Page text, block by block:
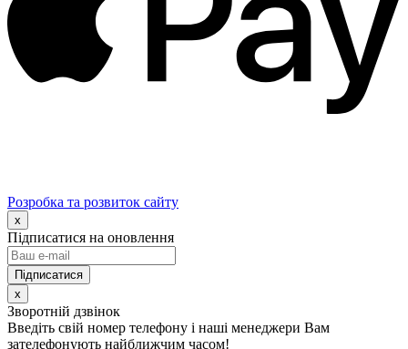
Розробка та розвиток сайту
x
Підписатися на оновлення
x
Зворотній дзвінок
Введіть свій номер телефону і наші менеджери Вам
зателефонують найближчим часом!